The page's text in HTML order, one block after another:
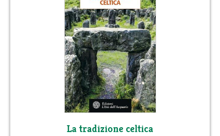
La tradizione celtica